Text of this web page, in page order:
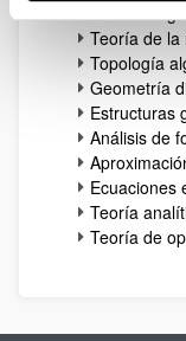
Teoría de
Teoría de la
Topología
Geometría
Estructuras
Análisis de
Ecuaciones
Teoría
Teoría de